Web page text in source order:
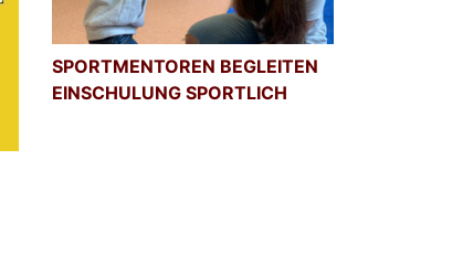
SPORTMENTOREN BEGLEITEN
EINSCHULUNG SPORTLICH